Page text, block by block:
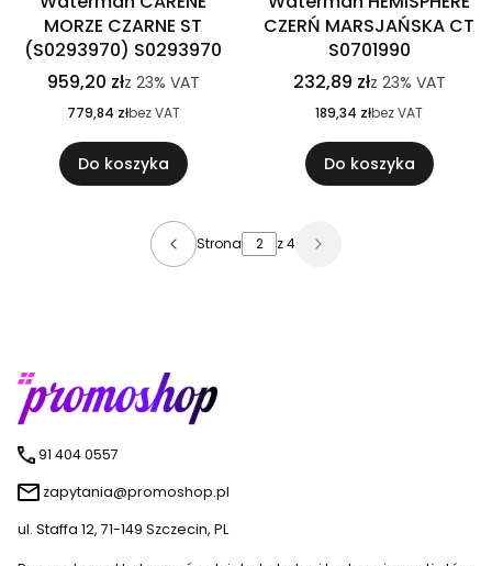
MORZE CZARNE ST
(S0293970) S0293970
959,20 złz 23% VAT
779,84 złbez VAT
Do koszyka
CZERŃ MARSJAŃSKA CT
S0701990
232,89 złz 23% VAT
189,34 złbez VAT
Do koszyka
Strona z 4
91 404 0557
zapytania@promoshop.pl
ul. Staffa 12, 71-149 Szczecin, PL